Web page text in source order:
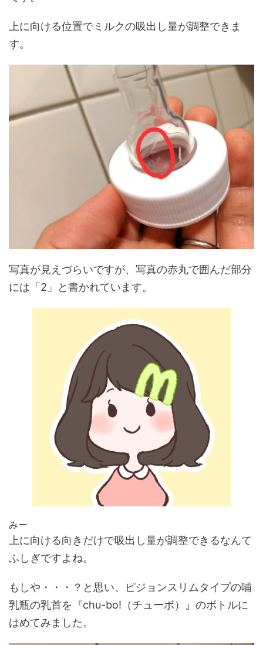
上に向ける位置でミルクの吸出し量が調整できま
す。
写真が見えづらいですが、写真の赤丸で囲んだ部分
には「2」と書かれています。
みー
上に向ける向きだけで吸出し量が調整できるなんて
ふしぎですよね。
もしや・・・？と思い、ピジョンスリムタイプの哺
乳瓶の乳首を『chu-bo!（チューボ）』のボトルに
はめてみました。